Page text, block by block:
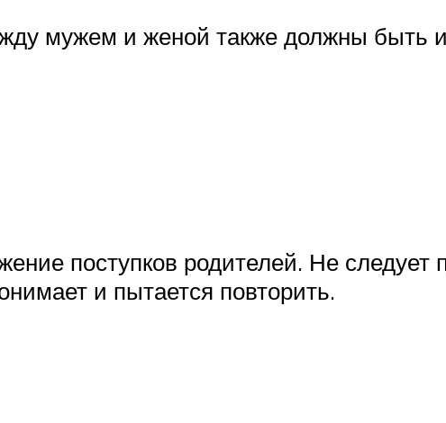
мужем и женой также должны быть
поступков родителей. Не следует
и пытается повторить.